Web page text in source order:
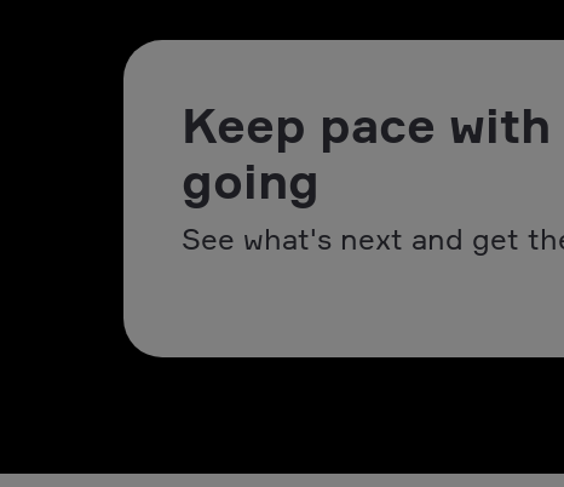
Keep pace
going
See what's next and get